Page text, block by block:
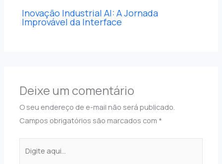
Inovação Industrial AI: A Jornada
Improvável da Interface
Deixe um comentário
O seu endereço de e-mail não será publicado.
Campos obrigatórios são marcados com *
aqui...